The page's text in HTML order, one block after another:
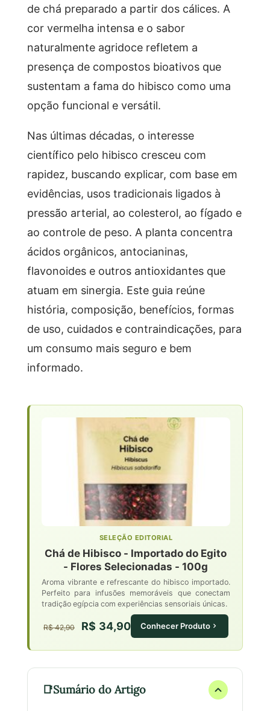
de chá preparado a partir dos cálices. A
cor vermelha intensa e o sabor
naturalmente agridoce refletem a
presença de compostos bioativos que
sustentam a fama do hibisco como uma
opção funcional e versátil.
Nas últimas décadas, o interesse
científico pelo hibisco cresceu com
rapidez, buscando explicar, com base em
evidências, usos tradicionais ligados à
pressão arterial, ao colesterol, ao fígado e
ao controle de peso. A planta concentra
ácidos orgânicos, antocianinas,
flavonoides e outros antioxidantes que
atuam em sinergia. Este guia reúne
história, composição, benefícios, formas
de uso, cuidados e contraindicações, para
um consumo mais seguro e bem
informado.
SELEÇÃO EDITORIAL
Chá de Hibisco - Importado do Egito
- Flores Selecionadas - 100g
Aroma vibrante e refrescante do hibisco importado.
Perfeito para infusões memoráveis que conectam
tradição egípcia com experiências sensoriais únicas.
R$ 42,90 R$ 34,90 Conhecer Produto
Sumário do Artigo